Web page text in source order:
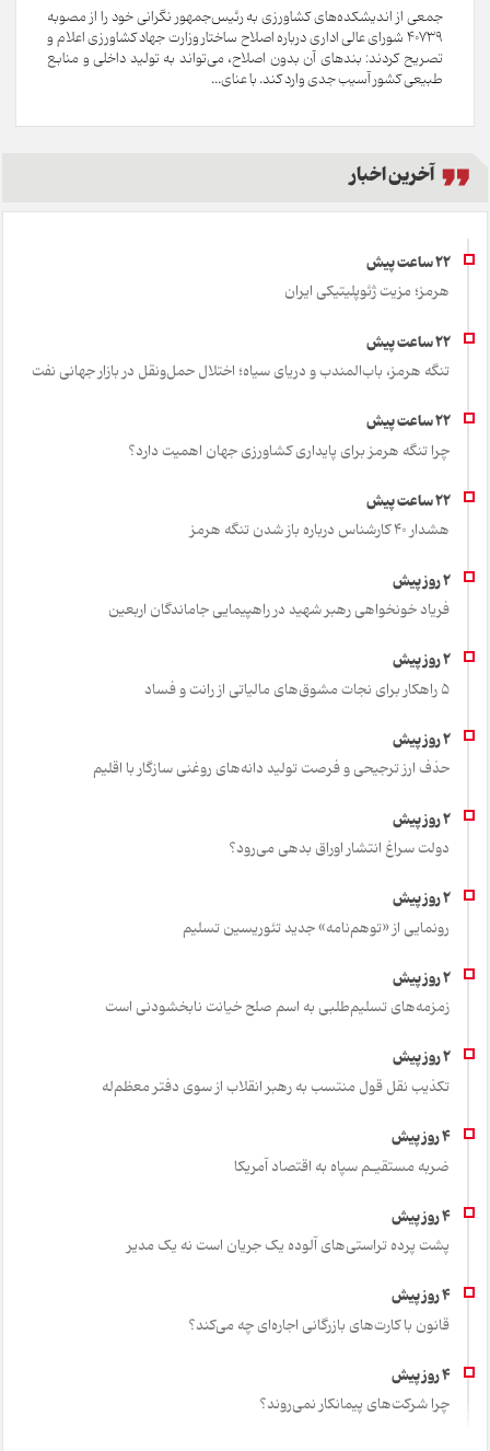
جمعی از اندیشکده‌های کشاورزی به رئیس‌جمهور نگرانی خود را از مصوبه
۴۰۷۳۹ شورای عالی اداری درباره اصلاح ساختار وزارت جهاد کشاورزی اعلام و
تصریح کردند: بندهای آن بدون اصلاح، می‌تواند به تولید داخلی و منابع
طبیعی کشور آسیب جدی وارد کند. با عنای...
آخرین اخبار
هرمز؛ مزیت ژئوپلیتیکی ایران
تنگه هرمز، باب‌المندب و دریای سیاه؛ اختلال حمل‌ونقل در بازار جهانی نفت
چرا تنگه هرمز برای پایداری کشاورزی جهان اهمیت دارد؟
هشدار 40 کارشناس درباره باز شدن تنگه هرمز
فریاد خونخواهی رهبر شهید در راهپیمایی جاماندگان اربعین
۵ راهکار برای نجات مشوق‌های مالیاتی از رانت و فساد
حذف ارز ترجیحی و فرصت تولید دانه‌های روغنی سازگار با اقلیم
دولت سراغ انتشار اوراق بدهی می‌رود؟
رونمایی از «توهم‌نامه» جدید تئور‌یسین تسلیم
زمزمه‌های تسلیم‌طلبی به اسم صلح خیانت نابخشودنی است
تکذیب نقل قول منتسب به رهبر انقلاب از سوی دفتر معظم‌له
ضربه مستقیـم سپاه به اقتصاد آمر‌یکا
پشت پرده تراستی‌های آلوده یک جریان است نه یک مدیر
قانون با کارت‌های بازرگانی اجاره‌ای چه می‌کند؟
چرا شرکت‌های پیمانکار نمی‌روند؟